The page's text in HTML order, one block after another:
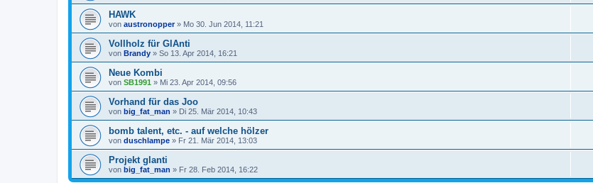
HAWK
von austronopper» Mo 30. Jun 2014, 11:21
Vollholz für GlAnti
von Brandy » So 13. Apr 2014, 16:21
Neue Kombi
von SB1991 » Mi 23. Apr 2014, 09:56
Vorhand für das Joo
von big_fat_man » Di 25. Mär 2014, 10:43
bomb talent, etc. - auf welche hölzer
von duschlampe » Fr 21. Mär 2014, 13:03
Projekt glanti
von big_fat_man » Fr 28. Feb 2014, 16:22